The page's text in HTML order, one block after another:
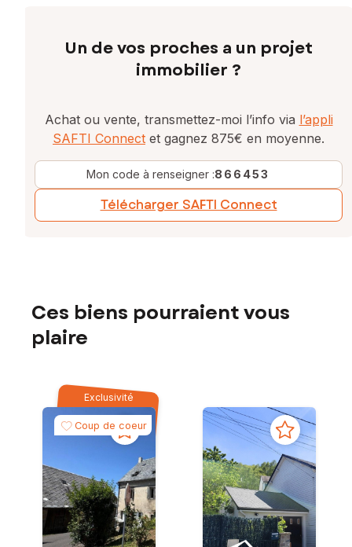
Un de vos proches a un projet
immobilier ?
Achat ou vente, transmettez-moi l’info via l’appli
SAFTI Connect et gagnez 875€ en moyenne.
Mon code à renseigner :866453
Télécharger SAFTI Connect
Ces biens pourraient vous
plaire
Exclusivité
Coup de coeur